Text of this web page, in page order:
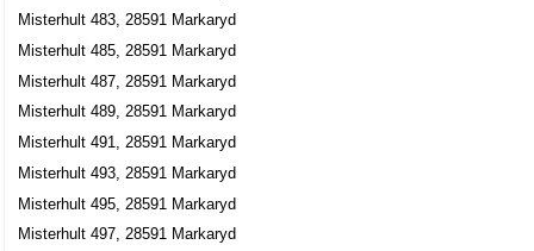
Misterhult 483, 28591 Markaryd
Misterhult 485, 28591 Markaryd
Misterhult 487, 28591 Markaryd
Misterhult 489, 28591 Markaryd
Misterhult 491, 28591 Markaryd
Misterhult 493, 28591 Markaryd
Misterhult 495, 28591 Markaryd
Misterhult 497, 28591 Markaryd